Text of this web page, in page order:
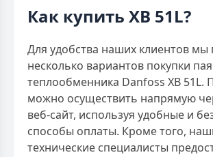
Как купить XB 51L?
Для удобства наших клиентов мы
несколько вариантов покупки
теплообменника Danfoss XB 51L.
можно осуществить напрямую
веб-сайт, используя удобные и
способы оплаты. Кроме того,
технические специалисты